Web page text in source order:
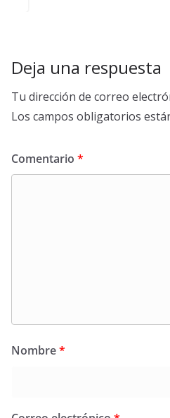
Deja una respuesta
Tu dirección de correo
Los campos obligatorios
Comentario *
Nombre*